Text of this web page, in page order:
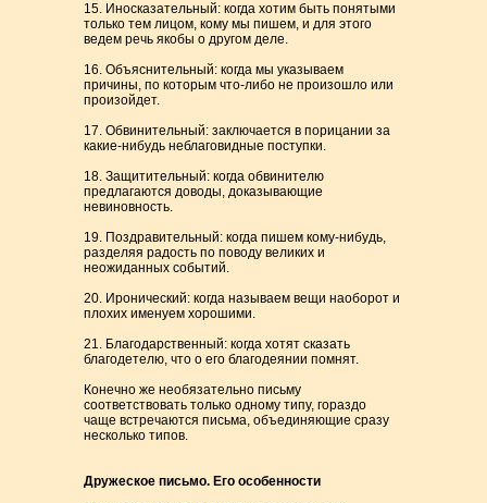
15. Иносказательный: когда хотим быть понятыми
только тем лицом, кому мы пишем, и для этого
ведем речь якобы о другом деле.
16. Объяснительный: когда мы указываем
причины, по которым что-либо не произошло или
произойдет.
17. Обвинительный: заключается в порицании за
какие-нибудь неблаговидные поступки.
18. Защитительный: когда обвинителю
предлагаются доводы, доказывающие
невиновность.
19. Поздравительный: когда пишем кому-нибудь,
разделяя радость по поводу великих и
неожиданных событий.
20. Иронический: когда называем вещи наоборот и
плохих именуем хорошими.
21. Благодарственный: когда хотят сказать
благодетелю, что о его благодеянии помнят.
Конечно же необязательно письму
соответствовать только одному типу, гораздо
чаще встречаются письма, объединяющие сразу
несколько типов.
Дружеское письмо. Его особенности